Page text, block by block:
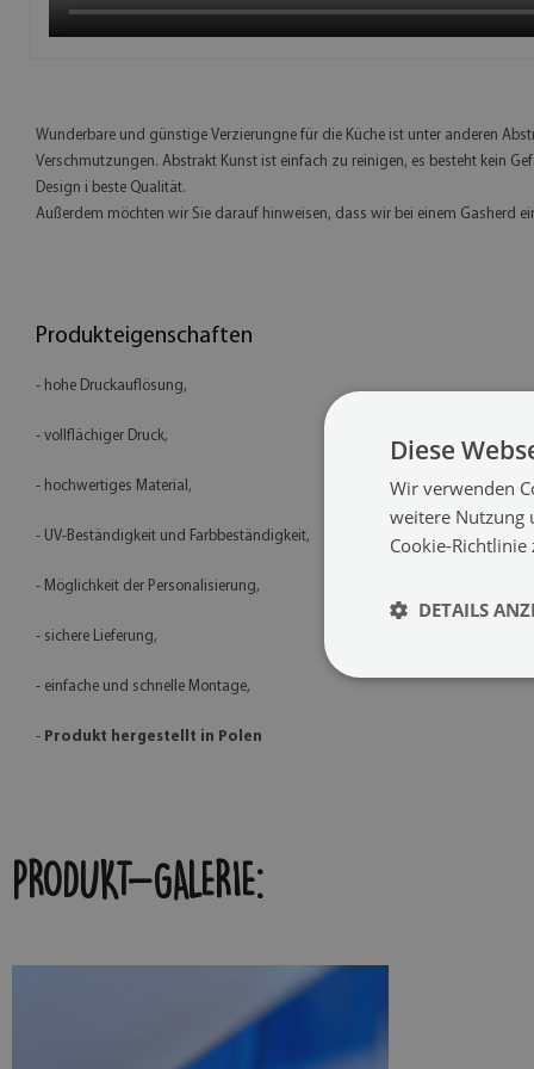
Wunderbare und günstige Verzierungne für die Küche ist unter anderen
Verschmutzungen. Abstrakt Kunst ist einfach zu reinigen, es besteht kein
Design i beste Qualität.
Außerdem möchten wir Sie darauf hinweisen, dass wir bei einem Gasherd
Produkteigenschaften
- hohe Druckauflösung,
- vollflächiger Druck,
- hochwertiges Material,
- UV-Beständigkeit und Farbbeständigkeit,
- Möglichkeit der Personalisierung,
- sichere Lieferung,
- einfache und schnelle Montage,
- Produkt hergestellt in Polen
PRODUKT-GALERIE:
Diese
Wir verwenden
weitere Nutzung
Cookie-Richtlinie
DETAILS